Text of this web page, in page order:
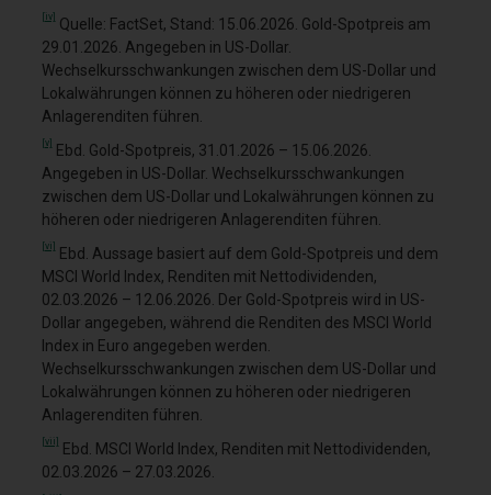
[iv]Quelle: FactSet, Stand: 15.06.2026. Gold-Spotpreis am
29.01.2026. Angegeben in US-Dollar.
Wechselkursschwankungen zwischen dem US-Dollar und
Lokalwährungen können zu höheren oder niedrigeren
Anlagerenditen führen.
[v]Ebd. Gold-Spotpreis, 31.01.2026 – 15.06.2026.
Angegeben in US-Dollar. Wechselkursschwankungen
zwischen dem US-Dollar und Lokalwährungen können zu
höheren oder niedrigeren Anlagerenditen führen.
[vi]Ebd. Aussage basiert auf dem Gold-Spotpreis und dem
MSCI World Index, Renditen mit Nettodividenden,
02.03.2026 – 12.06.2026. Der Gold-Spotpreis wird in US-
Dollar angegeben, während die Renditen des MSCI World
Index in Euro angegeben werden.
Wechselkursschwankungen zwischen dem US-Dollar und
Lokalwährungen können zu höheren oder niedrigeren
Anlagerenditen führen.
[vii]Ebd. MSCI World Index, Renditen mit Nettodividenden,
02.03.2026 – 27.03.2026.